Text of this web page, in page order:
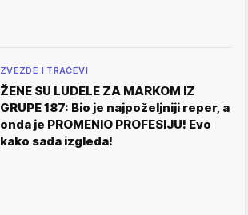
ZVEZDE I TRAČEVI
ŽENE SU LUDELE ZA MARKOM IZ
GRUPE 187: Bio je najpoželjniji reper, a
onda je PROMENIO PROFESIJU! Evo
kako sada izgleda!